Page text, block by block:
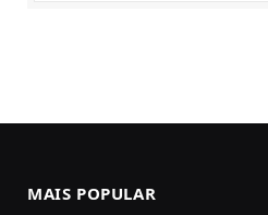
MAIS POPULAR